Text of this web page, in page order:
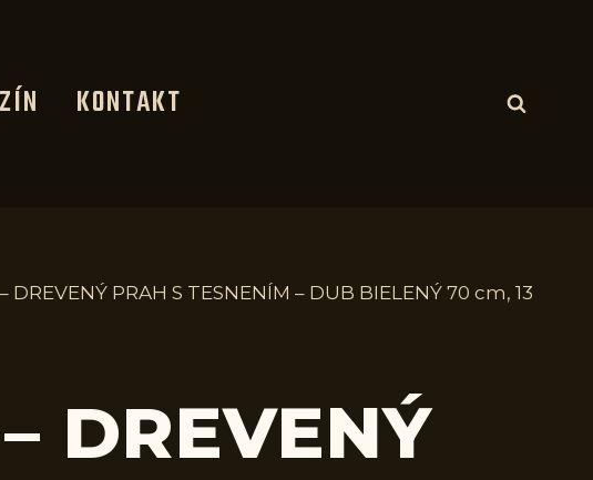
KONTAKT
DREVENÝ PRAH S TESNENÍM – DUB BIELENÝ 70 cm, 13
DREVENÝ